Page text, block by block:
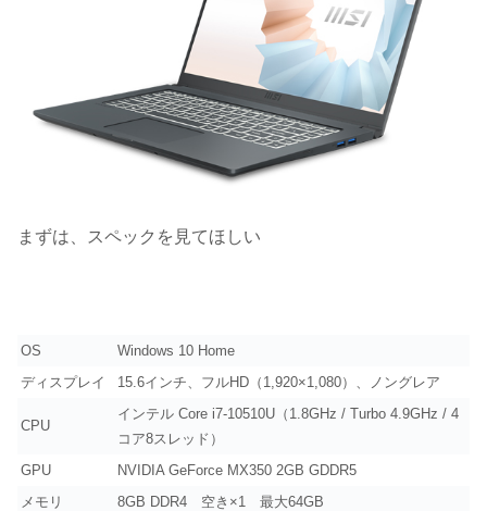
まずは、スペックを見てほしい
OS
Windows 10 Home
ディスプレイ
15.6インチ、フルHD（1,920×1,080）、ノングレア
CPU
インテル Core i7-10510U（1.8GHz / Turbo 4.9GHz / 4
コア8スレッド）
GPU
NVIDIA GeForce MX350 2GB GDDR5
メモリ
8GB DDR4 空き×1 最大64GB